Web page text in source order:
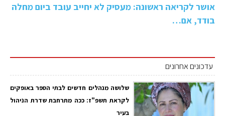
אושר לקריאה ראשונה: מעסיק לא יחייב עובד ביום מחלה
בודד, אם…
עדכונים אחרונים
שלושה מנהלים חדשים לבתי הספר באופקים
לקראת תשפ"ז: ככה מתרחבת שדרת הניהול
בעיר